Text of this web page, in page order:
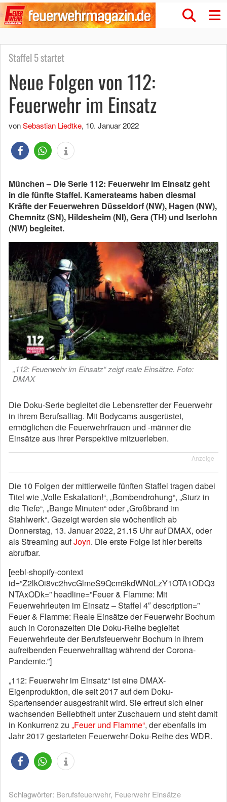
Staffel 5 startet
Neue Folgen von 112:
Feuerwehr im Einsatz
vonSebastian Liedtke, 10. Januar 2022
München – Die Serie 112: Feuerwehr im Einsatz geht
in die fünfte Staffel. Kamerateams haben diesmal
Kräfte der Feuerwehren Düsseldorf (NW), Hagen (NW),
Chemnitz (SN), Hildesheim (NI), Gera (TH) und Iserlohn
(NW) begleitet.
„112: Feuerwehr im Einsatz“ zeigt reale Einsätze. Foto:
DMAX
Die Doku-Serie begleitet die Lebensretter der Feuerwehr
in ihrem Berufsalltag. Mit Bodycams ausgerüstet,
ermöglichen die Feuerwehrfrauen und -männer die
Einsätze aus ihrer Perspektive mitzuerleben.
Anzeige
Die 10 Folgen der mittlerweile fünften Staffel tragen dabei
Titel wie „Volle Eskalation!“, „Bombendrohung“, „Sturz in
die Tiefe“, „Bange Minuten“ oder „Großbrand im
Stahlwerk“. Gezeigt werden sie wöchentlich ab
Donnerstag, 13. Januar 2022, 21.15 Uhr auf DMAX, oder
als Streaming aufJoyn. Die erste Folge ist hier bereits
abrufbar.
[eebl-shopify-context
id=”Z2lkOi8vc2hvcGlmeS9Qcm9kdWN0LzY1OTA1ODQ3
NTAxODk=” headline=”Feuer & Flamme: Mit
Feuerwehrleuten im Einsatz – Staffel 4″ description=”
Feuer & Flamme: Reale Einsätze der Feuerwehr Bochum
auch in Coronazeiten Die Doku-Reihe begleitet
Feuerwehrleute der Berufsfeuerwehr Bochum in ihrem
aufreibenden Feuerwehralltag während der Corona-
Pandemie.”]
„112: Feuerwehr im Einsatz“ ist eine DMAX-
Eigenproduktion, die seit 2017 auf dem Doku-
Spartensender ausgestrahlt wird. Sie erfreut sich einer
wachsenden Beliebtheit unter Zuschauern und steht damit
in Konkurrenz zu „Feuer und Flamme“, der ebenfalls im
Jahr 2017 gestarteten Feuerwehr-Doku-Reihe des WDR.
Schlagwörter: Berufsfeuerwehr, Feuerwehr Einsätze